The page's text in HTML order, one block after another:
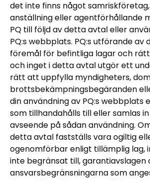
det inte finns något
anställning eller agentförhållande
PQ till följd av detta avtal eller
PQ:s webbplats. PQ:s utförande
föremål för befintliga lagar och
och inget i detta avtal utgör ett
rätt att uppfylla myndigheters,
brottsbekämpningsbegäranden
din användning av PQ:s webbplats
som tillhandahålls till eller samlas
avseende på sådan användning.
detta avtal fastställs vara ogiltig
ogenomförbar enligt tillämplig lag,
inte begränsat till, garantiavslagen
ansvarsbegränsningarna som